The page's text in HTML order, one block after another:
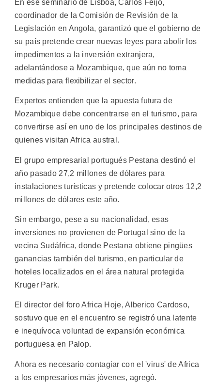
En ese seminario de Lisboa, Carlos Feijó,
coordinador de la Comisión de Revisión de la
Legislación en Angola, garantizó que el gobierno de
su país pretende crear nuevas leyes para abolir los
impedimentos a la inversión extranjera,
adelantándose a Mozambique, que aún no toma
medidas para flexibilizar el sector.
Expertos entienden que la apuesta futura de
Mozambique debe concentrarse en el turismo, para
convertirse así en uno de los principales destinos de
quienes visitan Africa austral.
El grupo empresarial portugués Pestana destinó el
año pasado 27,2 millones de dólares para
instalaciones turísticas y pretende colocar otros 12,2
millones de dólares este año.
Sin embargo, pese a su nacionalidad, esas
inversiones no provienen de Portugal sino de la
vecina Sudáfrica, donde Pestana obtiene pingües
ganancias también del turismo, en particular de
hoteles localizados en el área natural protegida
Kruger Park.
El director del foro Africa Hoje, Alberico Cardoso,
sostuvo que en el encuentro se registró una latente
e inequívoca voluntad de expansión económica
portuguesa en Palop.
Ahora es necesario contagiar con el 'virus' de Africa
a los empresarios más jóvenes, agregó.